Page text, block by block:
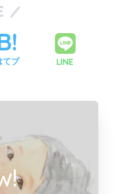
てブ LINE